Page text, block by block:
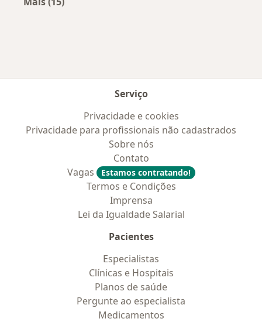
Serviço
Privacidade e cookies
Privacidade para profissionais não cadastrados
Sobre nós
Contato
Vagas
Estamos contratando!
Termos e Condições
Imprensa
Lei da Igualdade Salarial
Pacientes
Especialistas
Clínicas e Hospitais
Planos de saúde
Pergunte ao especialista
Medicamentos